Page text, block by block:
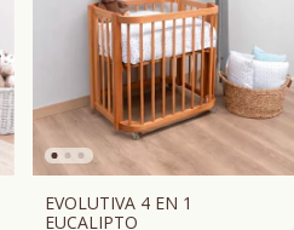
EVOLUTIVA 4 EN 1
EUCALIPTO